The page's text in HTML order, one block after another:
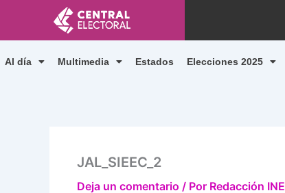
contenido
Al día Multimedia Estados Elecciones 2025
JAL_SIEEC_2
Deja un comentario / Por Redacción INE